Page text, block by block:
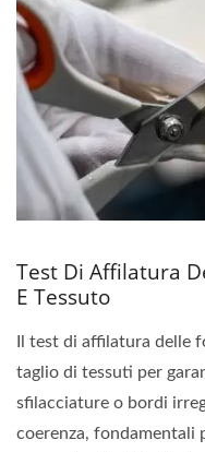
Test Di Affilatura
E Tessuto
Il test di affilatura delle
taglio di tessuti per
sfilacciature o bordi
coerenza, fondamentali